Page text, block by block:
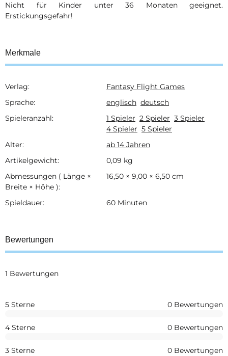
Nicht für Kinder unter 36 Monaten geeignet.
Erstickungsgefahr!
Merkmale
Produkteigenschaft
Wert
Verlag:
Fantasy Flight Games
Sprache:
englisch deutsch
Spieleranzahl:
1 Spieler 2 Spieler 3 Spieler
4 Spieler 5 Spieler
Alter:
ab 14 Jahren
Artikelgewicht:
0,09 kg
Abmessungen ( Länge ×
Breite × Höhe ):
16,50 × 9,00 × 6,50 cm
Spieldauer: 60 Minuten
Bewertungen
1 Bewertungen
5 Sterne 0 Bewertungen
4 Sterne 0 Bewertungen
3 Sterne 0 Bewertungen